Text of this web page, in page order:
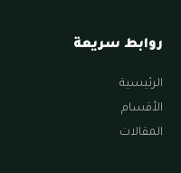
روابط سريعة
الرئيسية
الأقسام
المقالات